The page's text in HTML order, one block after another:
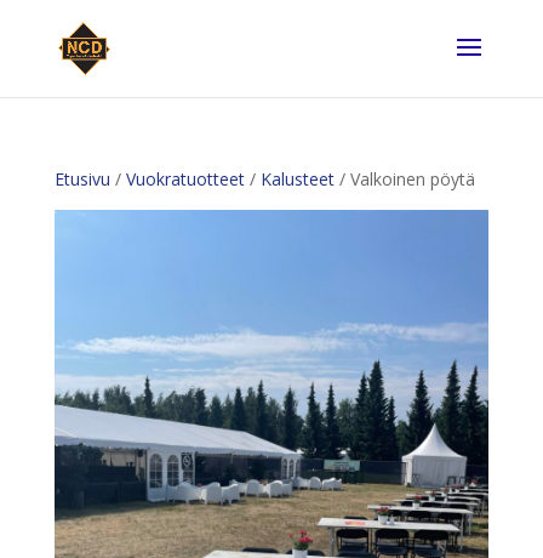
Etusivu / Vuokratuotteet/ Kalusteet/ Valkoinen pöytä